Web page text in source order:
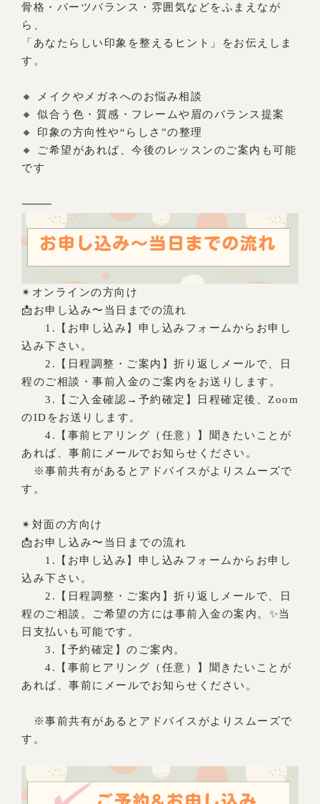
骨格・パーツバランス・雰囲気などをふまえなが
ら、
「あなたらしい印象を整えるヒント」をお伝えしま
す。
🔸 メイクやメガネへのお悩み相談
🔸 似合う色・質感・フレームや眉のバランス提案
🔸 印象の方向性や“らしさ”の整理
🔸 ご希望があれば、今後のレッスンのご案内も可能
です
⸻
✴︎オンラインの方向け
📩お申し込み〜当日までの流れ
1.【お申し込み】申し込みフォームからお申し
込み下さい。
2.【日程調整・ご案内】折り返しメールで、日
程のご相談・事前入金のご案内をお送りします。
3.【ご入金確認→予約確定】日程確定後、Zoom
のIDをお送りします。
4.【事前ヒアリング（任意）】聞きたいことが
あれば、事前にメールでお知らせください。
※事前共有があるとアドバイスがよりスムーズで
す。
✴︎対面の方向け
📩お申し込み〜当日までの流れ
1.【お申し込み】申し込みフォームからお申し
込み下さい。
2.【日程調整・ご案内】折り返しメールで、日
程のご相談。ご希望の方には事前入金の案内。✨当
日支払いも可能です。
3.【予約確定】のご案内。
4.【事前ヒアリング（任意）】聞きたいことが
あれば、事前にメールでお知らせください。
※事前共有があるとアドバイスがよりスムーズで
す。